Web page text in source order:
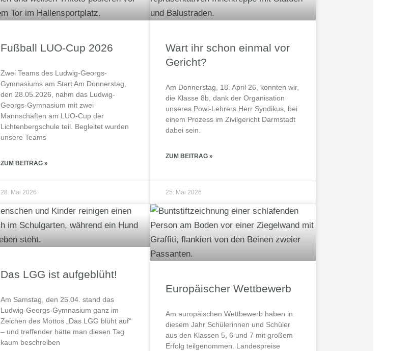
Fußball LUO-Cup 2026
Zwei Teams des Ludwig-Georgs-
Gymnasiums am Start Am Donnerstag,
den 28.05.2026, nahm das Ludwig-
Georgs-Gymnasium mit zwei
Mannschaften am LUO-Cup der
Lichtenbergschule teil. Begleitet wurden
unsere Teams
ZUM BEITRAG »
28. Mai 2026
Wart ihr schon einmal vor
Gericht?
Am Donnerstag, 18. April 26, konnten wir,
die Klasse 8b, dank der Organisation
unseres Powi-Lehrers Herr Syndikus, bei
einem Prozess im Zivilgericht Darmstadt
dabei sein.
ZUM BEITRAG »
25. Mai 2026
Das LGG ist aufgeblüht!
Am Samstag, den 25.04. stand das
Ludwig-Georgs-Gymnasium ganz im
Zeichen des Mottos „Das LGG blüht auf“
– und treffender hätte man diesen Tag
kaum beschreiben
Europäischer Wettbewerb
Am europäischen Wettbewerb haben in
diesem Jahr Schülerinnen und Schüler
aus den Klassen 5, 6 und 7 mit großem
Erfolg teilgenommen. Landespreise